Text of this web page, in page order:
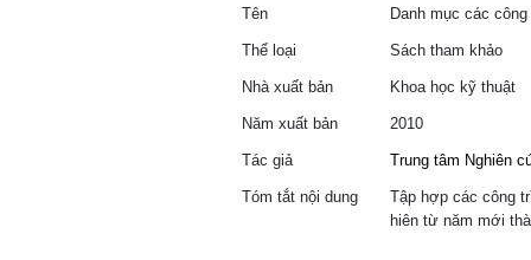
Tên Danh mục các
Thể loại Sách tham khảo
Nhà xuất bản Khoa học kỹ thuật
Năm xuất bản 2010
Tác giả Trung tâm Nghiên
Tóm tắt nội dung
Tập hợp các công
hiên từ năm mới